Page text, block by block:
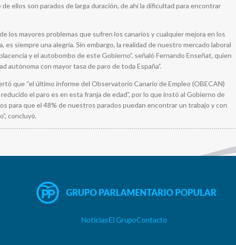
ellos son parados de larga duración, de ahí la dificultad para encontrar
los mayores problemas que sufren los canarios y cualquier mejora en los
es siempre una alegría. Sin embargo, la realidad de nuestro mercado laboral
y el autobombo de este Gobierno”, señaló Fernando Enseñat, quien
autónoma con mayor tasa de paro de toda España”.
que “el último informe del Observatorio Canario de Empleo (OBECAN)
el paro es en esta franja de edad”, por lo que instó al Gobierno de
para que el 48% de nuestros parados puedan encontrar un trabajo y con
concluyó.
NoticiasEl GrupoContacto